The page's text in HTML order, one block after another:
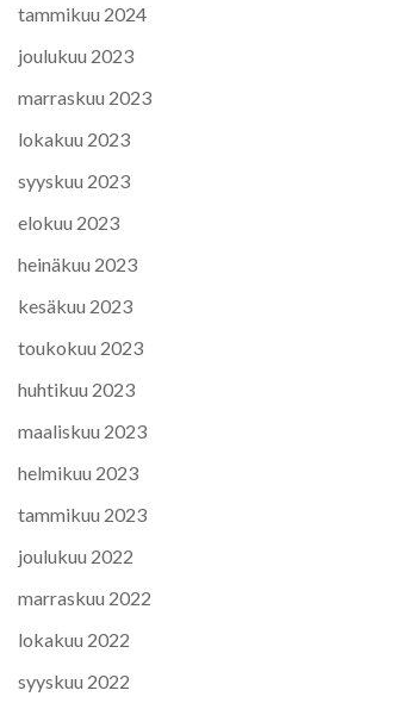
tammikuu 2024
joulukuu 2023
marraskuu 2023
lokakuu 2023
syyskuu 2023
elokuu 2023
heinäkuu 2023
kesäkuu 2023
toukokuu 2023
huhtikuu 2023
maaliskuu 2023
helmikuu 2023
tammikuu 2023
joulukuu 2022
marraskuu 2022
lokakuu 2022
syyskuu 2022